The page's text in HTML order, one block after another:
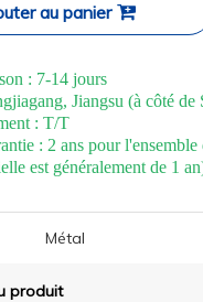
au panier
: 7-14 jours
Jiangsu (à côté de
: T/T
: 2 ans pour
est généralement de 1
Métal
produit